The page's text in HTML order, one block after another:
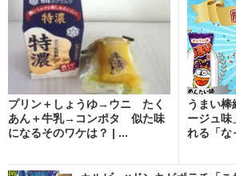
プリン＋しょうゆ→ウニ たく
あん＋牛乳→コンポタ 似た味
になるそのワケは？ | ...
うまい棒
ージュ
れる「な